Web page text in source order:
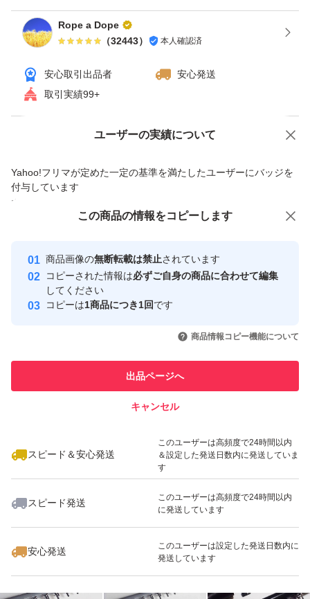
ルドクーポン」。 月による場合ありますが週末（土・
日）にもらえる事が多いです。 カテゴリ限定等、実施し
ていない場合ありますので期間・価格など条件の詳細は検
索して確認してください。 獲得しないと使えませんので
る（今までと変わらなければ土・日にもらえます）。ヤフ
オクゴールドクーポンで検索すれば出てきます。 オーク
ションページの入札（今すぐ落札）ボタンの下に記載され
時の価格は変わりません）。 ③支払手続時にクーポンを
選択する（値引きされていることを確認して支払）。
初期不良（輸送事故含）時は対応後に評価お願いします。
対応待てない急ぎで必要な方（即 悪い評価する方）は他
しているのに輸送事故でも即悪い評価する人達がいます
評価に悪いがありますが全て不当評価（イタズラ・八つ当
い。 『汚い』と即悪い評価してきた者が現れましたがエ
アーストーンが10個全て汚い（箱を開けるとジップ袋が
茶色がかっていて破れていてストーンの砂とゴミが出てき
た）との事ですが輸送中に落下など粗い扱いされればスト
Rope a Dope
（32443） 本人確認済
安心取引出品者
安心発送
取引実績99+
ユーザーの実績について
Yahoo!フリマが定めた一定の基準を満たしたユーザーにバッジを
付与しています
安心取引出品者
取引実績
取引実績◯+
このユーザーはYahoo!フリマの取
引を完了させた実績があります
での取引実績があります
スピード&安心発送
※このバッジは実績に基づく表示であり、発送を保証しているものではあり
スピード＆安心発送
このユーザーは高頻度で24時間以内
＆設定した発送日数内に発送していま
す
スピード発送
このユーザーは高頻度で24時間以内
に発送しています
安心発送
このユーザーは設定した発送日数内に
発送しています
Yahoo!オークションで出品した商品のため一部機能は利用できません
商品への質問からの値下げ交渉、不適切なカテゴリ変更依頼は禁止です
この商品の情報をコピーします
商品画像の無断転載は禁止されています
コピーされた情報は必ずご自身の商品に合わせて編集
してください
コピーは1商品につき1回です
商品情報コピー機能について
出品ページへ
キャンセル
この商品をみている人にオススメ